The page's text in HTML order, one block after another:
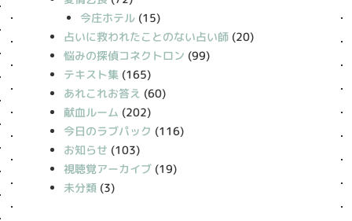
今庄ホテル(15)
占いに救われたことのない占い師 (20)
悩みの探偵コネクトロン (99)
テキスト集 (165)
あれこれお答え (60)
献血ルーム (202)
今日のラブパック (116)
お知らせ (103)
視聴覚アーカイブ (19)
未分類 (3)